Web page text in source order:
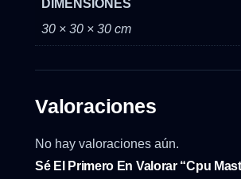
DIMENSIONES
30 × 30 × 30 cm
Valoraciones
No hay valoraciones aún.
Sé El Primero En Valorar “Cpu